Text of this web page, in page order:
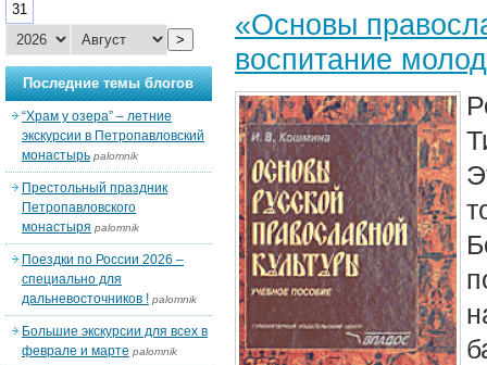
«Основы
воспитание
31
>
Последние темы блогов
“Храм у озера” – летние
экскурсии в Петропавловский
монастырь palomnik
Престольный праздник
Петропавловского
монастыря palomnik
Поездки по России 2026 –
специально для
дальневосточников ! palomnik
Большие экскурсии для всех в
феврале и марте palomnik